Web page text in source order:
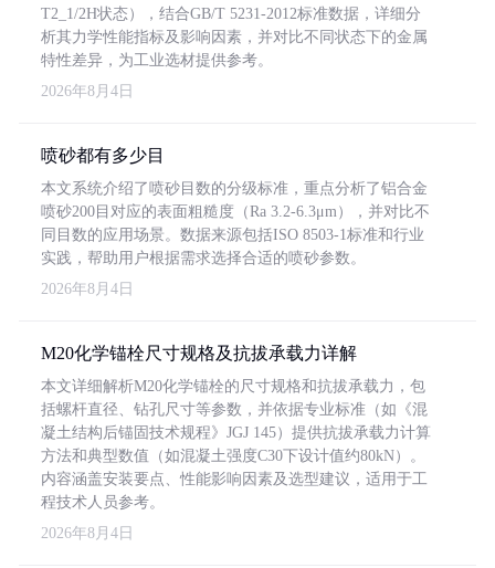
T2_1/2H状态），结合GB/T 5231-2012标准数据，详细分
析其力学性能指标及影响因素，并对比不同状态下的金属
特性差异，为工业选材提供参考。
2026年8月4日
喷砂都有多少目
本文系统介绍了喷砂目数的分级标准，重点分析了铝合金
喷砂200目对应的表面粗糙度（Ra 3.2-6.3μm），并对比不
同目数的应用场景。数据来源包括ISO 8503-1标准和行业
实践，帮助用户根据需求选择合适的喷砂参数。
2026年8月4日
M20化学锚栓尺寸规格及抗拔承载力详解
本文详细解析M20化学锚栓的尺寸规格和抗拔承载力，包
括螺杆直径、钻孔尺寸等参数，并依据专业标准（如《混
凝土结构后锚固技术规程》JGJ 145）提供抗拔承载力计算
方法和典型数值（如混凝土强度C30下设计值约80kN）。
内容涵盖安装要点、性能影响因素及选型建议，适用于工
程技术人员参考。
2026年8月4日